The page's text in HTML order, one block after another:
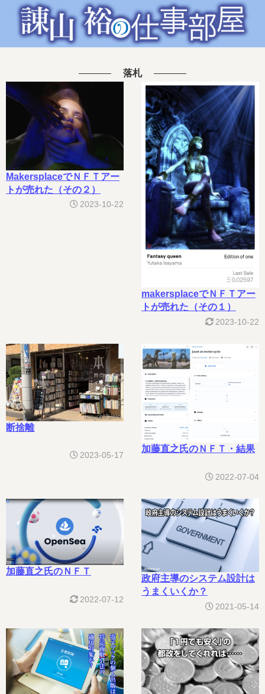
落札
MakersplaceでＮＦＴアー
トが売れた（その２）
2023-10-22
makersplaceでＮＦＴアー
トが売れた（その１）
2023-10-22
断捨離
2023-05-17
加藤直之氏のＮＦＴ・結果
2022-07-04
加藤直之氏のＮＦＴ
2022-07-12
政府主導のシステム設計は
うまくいくか？
2021-05-14